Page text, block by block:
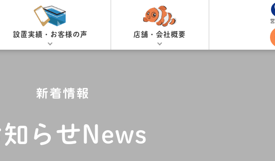
設置実績・お客様の声 店舗・会社概要
新着情報
知らせNews